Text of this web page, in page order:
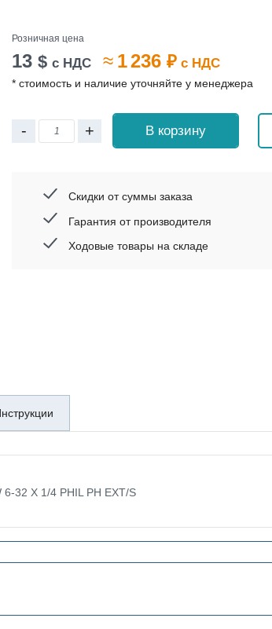
Розничная цена
13 $ с НДС ≈ 1 236 ₽ с НДС
* стоимость и наличие уточняйте у менеджера
- + В корзину
Скидки от суммы заказа
Гарантия от производителя
Ходовые товары на складе
6-32 X 1/4 PHIL PH EXT/S